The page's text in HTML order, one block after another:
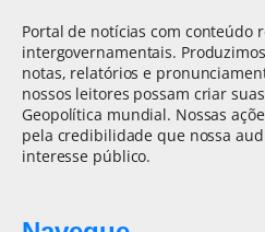
Portal de notícias com conteúdo
intergovernamentais.
notas, relatórios e
nossos leitores possam criar
Geopolítica mundial. Nossas
pela credibilidade que nossa
interesse público.